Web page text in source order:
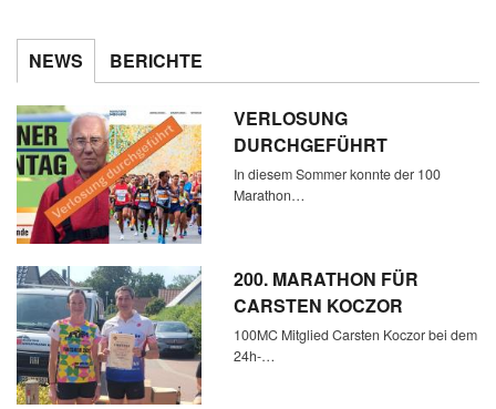
NEWS BERICHTE
VERLOSUNG
DURCHGEFÜHRT
In diesem Sommer konnte der 100
Marathon…
200. MARATHON FÜR
CARSTEN KOCZOR
100MC Mitglied Carsten Koczor bei dem
24h-…